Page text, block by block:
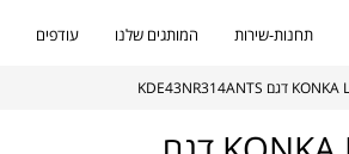
תחנות-שירות המותגים שלנו עודפים